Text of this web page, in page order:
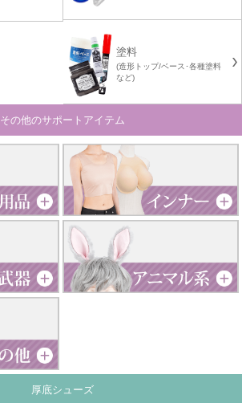
塗料
(造形トップ/ベース･各種塗料
など)
その他のサポートアイテム
厚底シューズ